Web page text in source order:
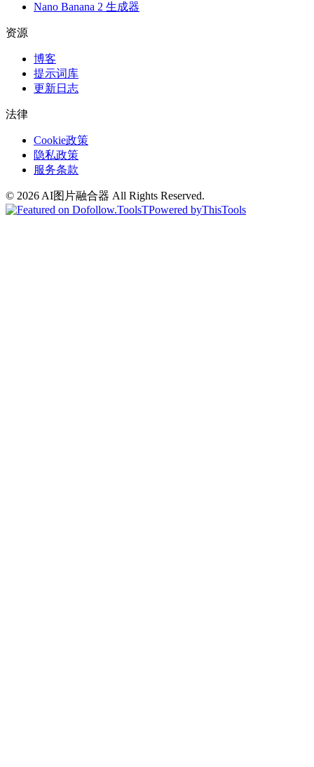
Nano Banana 2 生成器
资源
博客
提示词库
更新日志
法律
Cookie政策
隐私政策
服务条款
© 2026AI图片融合器 All Rights Reserved.
TPowered byThisTools